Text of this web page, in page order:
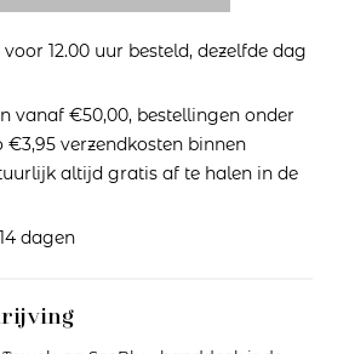
12.00 uur besteld, dezelfde dag
vanaf €50,00, bestellingen onder
€3,95 verzendkosten binnen
altijd gratis af te halen in de
dagen